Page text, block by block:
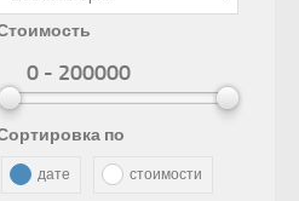
0 - 200000
по
дате стоимости